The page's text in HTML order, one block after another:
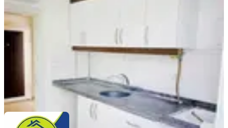
2+1
DANIŞMANLIĞIİsmail YILDIRIM
Ara